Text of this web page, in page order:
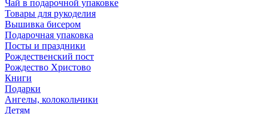
Чай в подарочной упаковке
Товары для рукоделия
Вышивка бисером
Подарочная упаковка
Посты и праздники
Рождественский пост
Рождество Христово
Книги
Подарки
Ангелы, колокольчики
Детям